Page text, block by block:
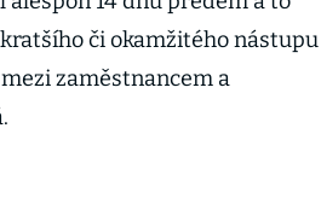
či okamžitého nástupu
zaměstnancem a